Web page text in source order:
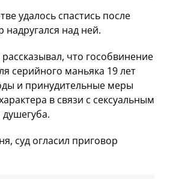
удалось спастись после
надругался над ней.
что гособвинение
серийного маньяка 19 лет
и принудительные меры
в связи с сексуальным
суд огласил приговор